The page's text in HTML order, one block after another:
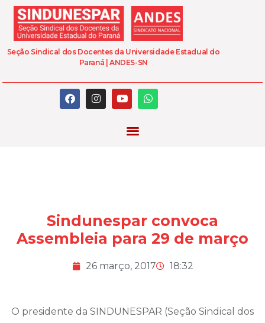
Seção Sindical dos Docentes da Universidade Estadual do
Paraná | ANDES-SN
Sindunespar convoca
Assembleia para 29 de março
26 março, 2017 18:32
O presidente da SINDUNESPAR (Seção Sindical dos